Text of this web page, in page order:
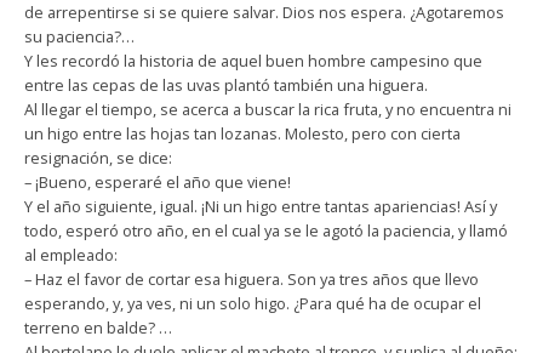
de arrepentirse si se quiere salvar. Dios nos espera. ¿Agotaremos
su paciencia?…
Y les recordó la historia de aquel buen hombre campesino que
entre las cepas de las uvas plantó también una higuera.
Al llegar el tiempo, se acerca a buscar la rica fruta, y no encuentra ni
un higo entre las hojas tan lozanas. Molesto, pero con cierta
resignación, se dice:
– ¡Bueno, esperaré el año que viene!
Y el año siguiente, igual. ¡Ni un higo entre tantas apariencias! Así y
todo, esperó otro año, en el cual ya se le agotó la paciencia, y llamó
al empleado:
– Haz el favor de cortar esa higuera. Son ya tres años que llevo
esperando, y, ya ves, ni un solo higo. ¿Para qué ha de ocupar el
terreno en balde? …